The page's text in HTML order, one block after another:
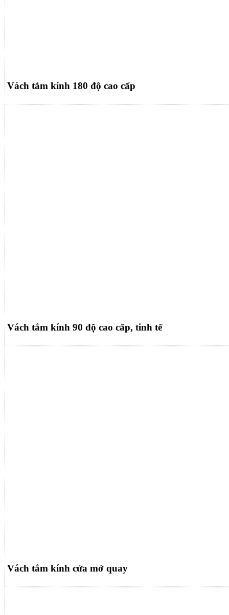
Vách tắm kính 180 độ cao cấp
Vách tắm kính 90 độ cao cấp, tinh tế
Vách tắm kính cửa mở quay